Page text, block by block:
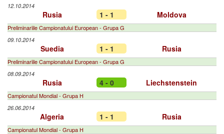
12.10.2014
Rusia 1 - 1 Moldova
Preliminariile Campionatului European - Grupa G
09.10.2014
Suedia 1 - 1 Rusia
Preliminariile Campionatului European - Grupa G
08.09.2014
Rusia 4 - 0 Liechstenstein
Campionatul Mondial - Grupa H
26.06.2014
Algeria 1 - 1 Rusia
Campionatul Mondial - Grupa H